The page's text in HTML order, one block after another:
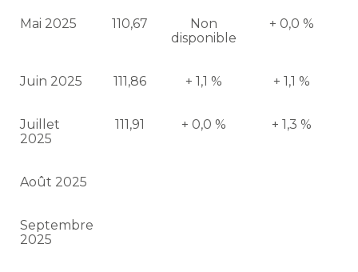
Mai 2025 110,67
Non
disponible
+ 0,0 %
Juin 2025 111,86 + 1,1 % + 1,1 %
Juillet
2025
111,91 + 0,0 % + 1,3 %
Août 2025
Septembre
2025